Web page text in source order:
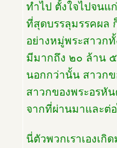
ทำไป ตั้งใจไปจนแ
ที่สุดบรรลุมรรคผล
อย่างหมู่พระสาวก
มีมากถึง ๒๐ ล้าน
นอกกว่านั้น สาวก
สาวกของพระอรหั
จากที่ผ่านมาและต่
นี่ตัวพวกเราเองเ